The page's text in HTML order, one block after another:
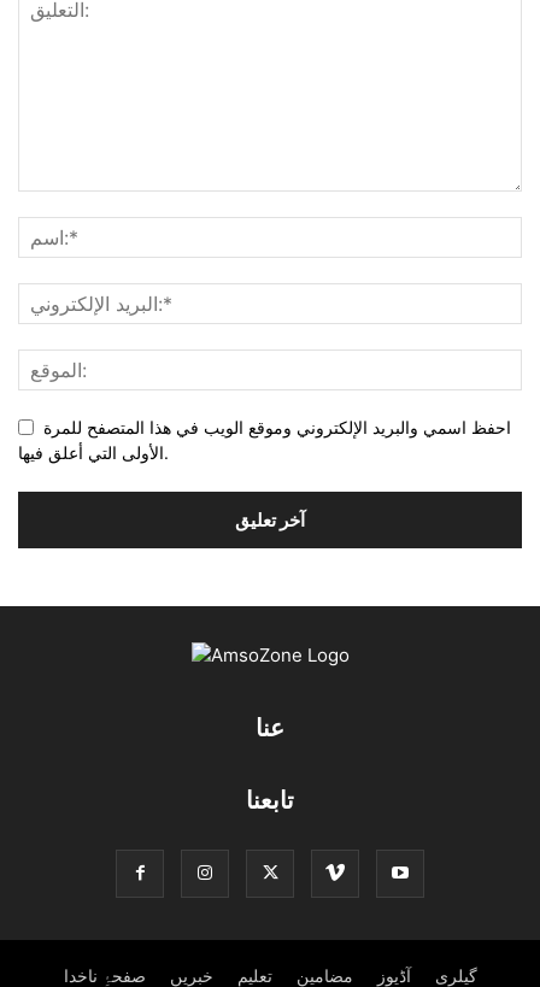
احفظ اسمي والبريد الإلكتروني وموقع الويب في هذا المتصفح للمرة
الأولى التي أعلق فيها.
عنا
تابعنا
صفحۂِ ناخدا خبریں تعلیم مضامین آڈیوز گیلری